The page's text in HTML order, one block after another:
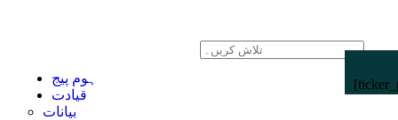
ہوم پیج
قیادت
بیانات